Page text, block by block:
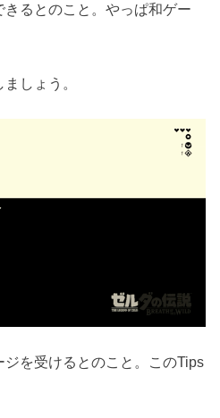
るとのこと。やっぱ和ゲー
しょう。
を受けるとのこと。このTips